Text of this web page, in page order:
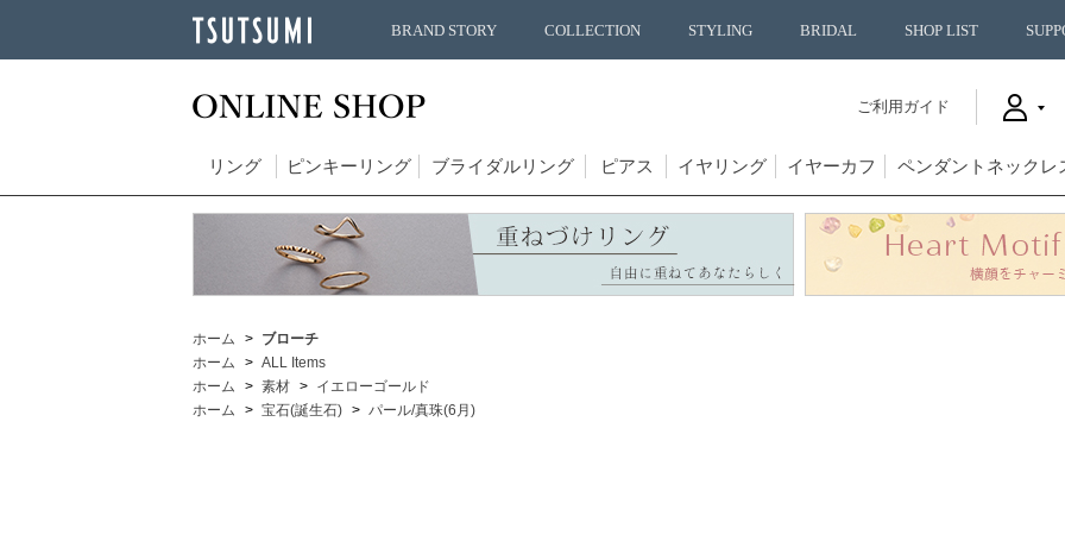
BRAND STORY COLLECTION STYLING BRIDAL SHOP LIST
ご利用ガイド
リング ピンキーリング ブライダルリング ピアス イヤリング イヤーカフ ペンダントネックレ
ホーム
ブローチ
ホーム
ALL Items
ホーム
素材
イエローゴールド
ホーム
宝石(誕生石) パール/真珠(6月)